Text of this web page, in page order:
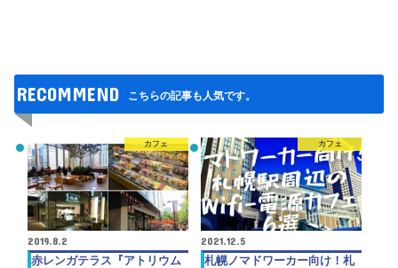
RECOMMEND こちらの記事も人気です。
カフェ
2019.8.2
赤レンガテラス『アトリウム
カフェ
2021.12.5
札幌ノマドワーカー向け！札